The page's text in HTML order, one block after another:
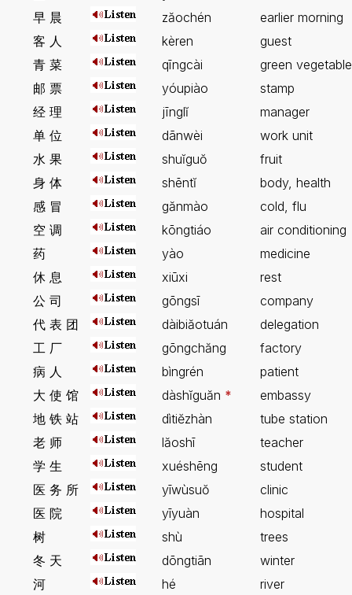
早 晨
zăochén
earlier morning
客 人
kèren
guest
青 菜
qīngcài
green vegetable
邮 票
yóupiào
stamp
经 理
jīnglĭ
manager
单 位
dānwèi
work unit
水 果
shuĭguŏ
fruit
身 体
shēntĭ
body, health
感 冒
gănmào
cold, flu
空 调
kōngtiáo
air conditioning
药
yào
medicine
休 息
xiūxi
rest
公 司
gōngsī
company
代 表 团
dàibiăotuán
delegation
工 厂
gōngchăng
factory
病 人
bìngrén
patient
大 使 馆
dàshĭguăn *
embassy
地 铁 站
dìtiĕzhàn
tube station
老 师
lăoshī
teacher
学 生
xuéshēng
student
医 务 所
yīwùsuŏ
clinic
医 院
yīyuàn
hospital
树
shù
trees
冬 天
dōngtiān
winter
河
hé
river